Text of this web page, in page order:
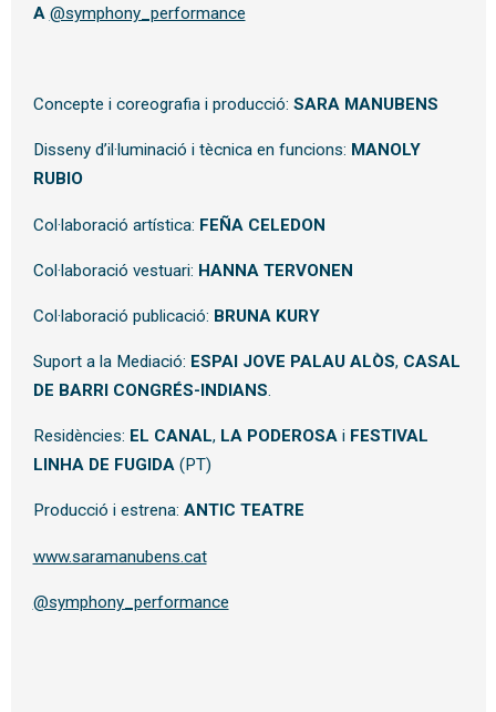
A @symphony_performance
Concepte i coreografia i producció: SARA MANUBENS
Disseny d’il·luminació i tècnica en funcions: MANOLY
RUBIO
Col·laboració artística: FEÑA CELEDON
Col·laboració vestuari: HANNA TERVONEN
Col·laboració publicació: BRUNA KURY
Suport a la Mediació: ESPAI JOVE PALAU ALÒS, CASAL
DE BARRI CONGRÉS-INDIANS.
Residències: EL CANAL, LA PODEROSAi FESTIVAL
LINHA DE FUGIDA(PT)
Producció i estrena: ANTIC TEATRE
www.saramanubens.cat
@symphony_performance